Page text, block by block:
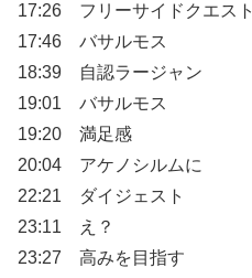
17:26 フリーサイドクエスト
17:46 バサルモス
18:39 自認ラージャン
19:01 バサルモス
19:20 満足感
20:04 アケノシルムに
22:21 ダイジェスト
23:11 え？
23:27 高みを目指す